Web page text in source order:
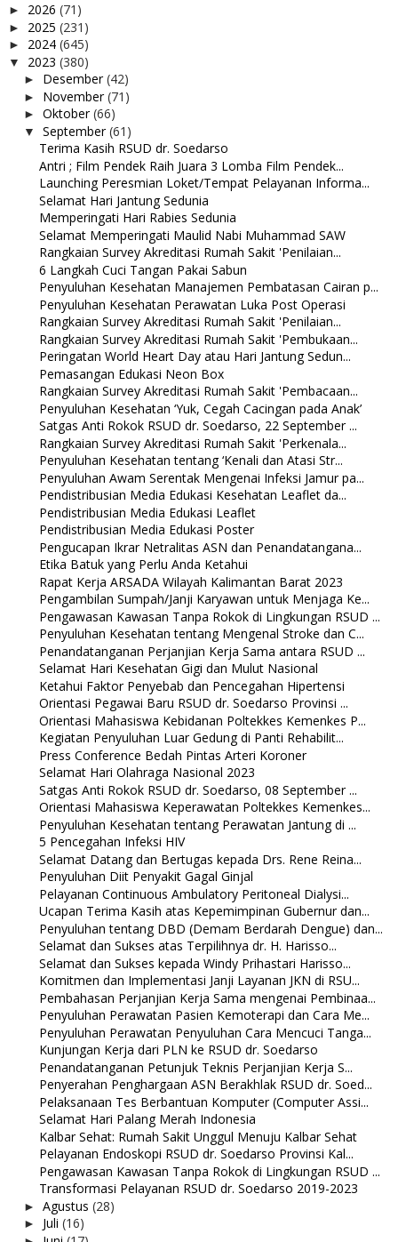
► 2026 (71)
► 2025 (231)
► 2024 (645)
▼ 2023 (380)
► Desember(42)
► November(71)
► Oktober(66)
▼ September(61)
Terima Kasih RSUD dr. Soedarso
Antri ; Film Pendek Raih Juara 3 Lomba Film Pendek...
Launching Peresmian Loket/Tempat Pelayanan Informa...
Selamat Hari Jantung Sedunia
Memperingati Hari Rabies Sedunia
Selamat Memperingati Maulid Nabi Muhammad SAW
Rangkaian Survey Akreditasi Rumah Sakit 'Penilaian...
6 Langkah Cuci Tangan Pakai Sabun
Penyuluhan Kesehatan Manajemen Pembatasan Cairan p...
Penyuluhan Kesehatan Perawatan Luka Post Operasi
Rangkaian Survey Akreditasi Rumah Sakit 'Penilaian...
Rangkaian Survey Akreditasi Rumah Sakit 'Pembukaan...
Peringatan World Heart Day atau Hari Jantung Sedun...
Pemasangan Edukasi Neon Box
Rangkaian Survey Akreditasi Rumah Sakit 'Pembacaan...
Penyuluhan Kesehatan ‘Yuk, Cegah Cacingan pada Anak’
Satgas Anti Rokok RSUD dr. Soedarso, 22 September ...
Rangkaian Survey Akreditasi Rumah Sakit 'Perkenala...
Penyuluhan Kesehatan tentang ‘Kenali dan Atasi Str...
Penyuluhan Awam Serentak Mengenai Infeksi Jamur pa...
Pendistribusian Media Edukasi Kesehatan Leaflet da...
Pendistribusian Media Edukasi Leaflet
Pendistribusian Media Edukasi Poster
Pengucapan Ikrar Netralitas ASN dan Penandatangana...
Etika Batuk yang Perlu Anda Ketahui
Rapat Kerja ARSADA Wilayah Kalimantan Barat 2023
Pengambilan Sumpah/Janji Karyawan untuk Menjaga Ke...
Pengawasan Kawasan Tanpa Rokok di Lingkungan RSUD ...
Penyuluhan Kesehatan tentang Mengenal Stroke dan C...
Penandatanganan Perjanjian Kerja Sama antara RSUD ...
Selamat Hari Kesehatan Gigi dan Mulut Nasional
Ketahui Faktor Penyebab dan Pencegahan Hipertensi
Orientasi Pegawai Baru RSUD dr. Soedarso Provinsi ...
Orientasi Mahasiswa Kebidanan Poltekkes Kemenkes P...
Kegiatan Penyuluhan Luar Gedung di Panti Rehabilit...
Press Conference Bedah Pintas Arteri Koroner
Selamat Hari Olahraga Nasional 2023
Satgas Anti Rokok RSUD dr. Soedarso, 08 September ...
Orientasi Mahasiswa Keperawatan Poltekkes Kemenkes...
Penyuluhan Kesehatan tentang Perawatan Jantung di ...
5 Pencegahan Infeksi HIV
Selamat Datang dan Bertugas kepada Drs. Rene Reina...
Penyuluhan Diit Penyakit Gagal Ginjal
Pelayanan Continuous Ambulatory Peritoneal Dialysi...
Ucapan Terima Kasih atas Kepemimpinan Gubernur dan...
Penyuluhan tentang DBD (Demam Berdarah Dengue) dan...
Selamat dan Sukses atas Terpilihnya dr. H. Harisso...
Selamat dan Sukses kepada Windy Prihastari Harisso...
Komitmen dan Implementasi Janji Layanan JKN di RSU...
Pembahasan Perjanjian Kerja Sama mengenai Pembinaa...
Penyuluhan Perawatan Pasien Kemoterapi dan Cara Me...
Penyuluhan Perawatan Penyuluhan Cara Mencuci Tanga...
Kunjungan Kerja dari PLN ke RSUD dr. Soedarso
Penandatanganan Petunjuk Teknis Perjanjian Kerja S...
Penyerahan Penghargaan ASN Berakhlak RSUD dr. Soed...
Pelaksanaan Tes Berbantuan Komputer (Computer Assi...
Selamat Hari Palang Merah Indonesia
Kalbar Sehat: Rumah Sakit Unggul Menuju Kalbar Sehat
Pelayanan Endoskopi RSUD dr. Soedarso Provinsi Kal...
Pengawasan Kawasan Tanpa Rokok di Lingkungan RSUD ...
Transformasi Pelayanan RSUD dr. Soedarso 2019-2023
► Agustus (28)
► Juli (16)